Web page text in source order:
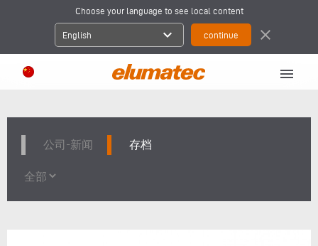
Choose your language to see local content
English expand_more close
menu
公司-新闻 存档